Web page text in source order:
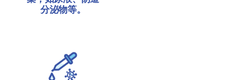
分泌物等。